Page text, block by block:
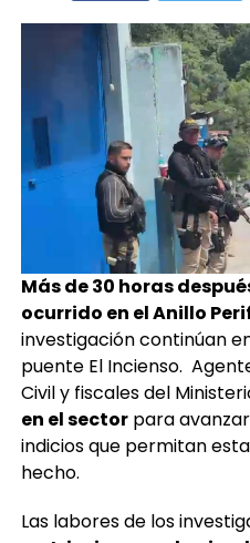
Más de 30 horas
ocurrido en el Anillo
investigación continúan
puente El Incienso.
Civil y fiscales del
en el sectorpara
indicios que permitan
hecho.
Las labores de los